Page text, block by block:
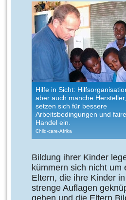
Hilfe in Sicht:
aber auch manche Hersteller,
setzen sich für bessere
Arbeitsbedingungen und
Handel ein.
Child-care-Afrika
Bildung ihrer Kinder
kümmern sich nicht um
Eltern, die ihre Kinder
strenge Auflagen
gehen und die Eltern